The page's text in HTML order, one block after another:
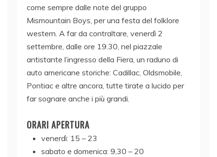
come sempre dalle note del gruppo
Mismountain Boys, per una festa del folklore
western. A far da contraltare, venerdì 2
settembre, dalle ore 19.30, nel piazzale
antistante l’ingresso della Fiera, un raduno di
auto americane storiche: Cadillac, Oldsmobile,
Pontiac e altre ancora, tutte tirate a lucido per
far sognare anche i più grandi.
ORARI APERTURA
venerdì: 15 – 23
sabato e domenica: 9,30 – 20